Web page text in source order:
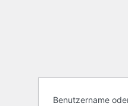
Benutzername